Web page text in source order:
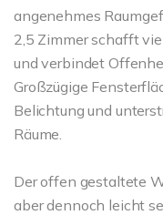
angenehmes
2,5 Zimmer schafft
und verbindet
Großzügige
Belichtung und
Räume.
Der offen gestaltete
aber dennoch leicht